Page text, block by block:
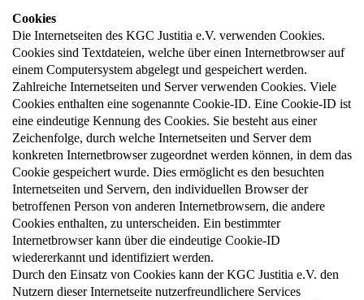
Cookies
Die Internetseiten des KGC Justitia e.V. verwenden Cookies.
Cookies sind Textdateien, welche über einen Internetbrowser auf
einem Computersystem abgelegt und gespeichert werden.
Zahlreiche Internetseiten und Server verwenden Cookies. Viele
Cookies enthalten eine sogenannte Cookie-ID. Eine Cookie-ID ist
eine eindeutige Kennung des Cookies. Sie besteht aus einer
Zeichenfolge, durch welche Internetseiten und Server dem
konkreten Internetbrowser zugeordnet werden können, in dem das
Cookie gespeichert wurde. Dies ermöglicht es den besuchten
Internetseiten und Servern, den individuellen Browser der
betroffenen Person von anderen Internetbrowsern, die andere
Cookies enthalten, zu unterscheiden. Ein bestimmter
Internetbrowser kann über die eindeutige Cookie-ID
wiedererkannt und identifiziert werden.
Durch den Einsatz von Cookies kann der KGC Justitia e.V. den
Nutzern dieser Internetseite nutzerfreundlichere Services